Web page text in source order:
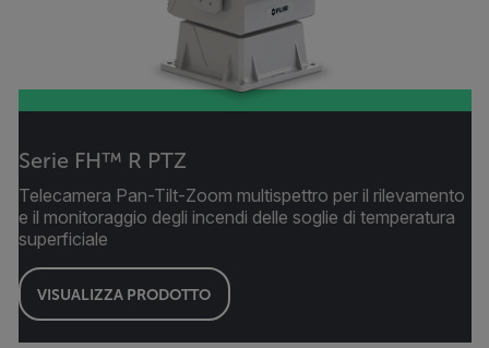
Serie FH™ R PTZ
Telecamera Pan-Tilt-Zoom multispettro per il rilevamento
e il monitoraggio degli incendi delle soglie di temperatura
superficiale
VISUALIZZA PRODOTTO